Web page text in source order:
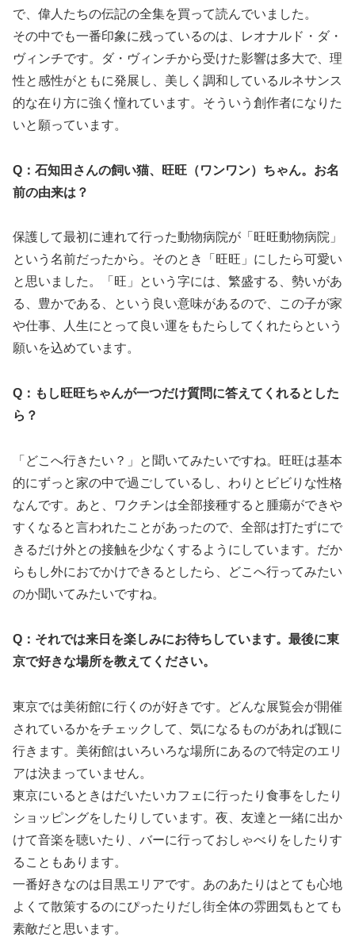
で、偉人たちの伝記の全集を買って読んでいました。
その中でも一番印象に残っているのは、レオナルド・ダ・
ヴィンチです。ダ・ヴィンチから受けた影響は多大で、理
性と感性がともに発展し、美しく調和しているルネサンス
的な在り方に強く憧れています。そういう創作者になりた
いと願っています。
Q：石知田さんの飼い猫、旺旺（ワンワン）ちゃん。お名
前の由来は？
保護して最初に連れて行った動物病院が「旺旺動物病院」
という名前だったから。そのとき「旺旺」にしたら可愛い
と思いました。「旺」という字には、繁盛する、勢いがあ
る、豊かである、という良い意味があるので、この子が家
や仕事、人生にとって良い運をもたらしてくれたらという
願いを込めています。
Q：もし旺旺ちゃんが一つだけ質問に答えてくれるとした
ら？
「どこへ行きたい？」と聞いてみたいですね。旺旺は基本
的にずっと家の中で過ごしているし、わりとビビりな性格
なんです。あと、ワクチンは全部接種すると腫瘍ができや
すくなると言われたことがあったので、全部は打たずにで
きるだけ外との接触を少なくするようにしています。だか
らもし外におでかけできるとしたら、どこへ行ってみたい
のか聞いてみたいですね。
Q：それでは来日を楽しみにお待ちしています。最後に東
京で好きな場所を教えてください。
東京では美術館に行くのが好きです。どんな展覧会が開催
されているかをチェックして、気になるものがあれば観に
行きます。美術館はいろいろな場所にあるので特定のエリ
アは決まっていません。
東京にいるときはだいたいカフェに行ったり食事をしたり
ショッピングをしたりしています。夜、友達と一緒に出か
けて音楽を聴いたり、バーに行っておしゃべりをしたりす
ることもあります。
一番好きなのは目黒エリアです。あのあたりはとても心地
よくて散策するのにぴったりだし街全体の雰囲気もとても
素敵だと思います。